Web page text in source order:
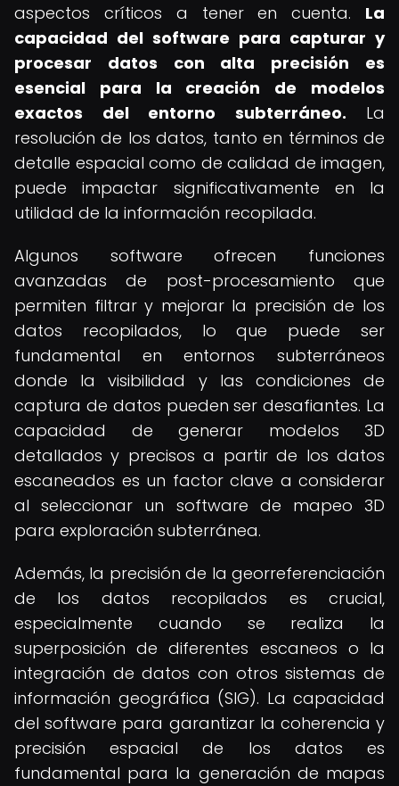
aspectos críticos a tener en cuenta. La
capacidad del software para capturar y
procesar datos con alta precisión es
esencial para la creación de modelos
exactos del entorno subterráneo. La
resolución de los datos, tanto en términos de
detalle espacial como de calidad de imagen,
puede impactar significativamente en la
utilidad de la información recopilada.
Algunos software ofrecen funciones
avanzadas de post-procesamiento que
permiten filtrar y mejorar la precisión de los
datos recopilados, lo que puede ser
fundamental en entornos subterráneos
donde la visibilidad y las condiciones de
captura de datos pueden ser desafiantes. La
capacidad de generar modelos 3D
detallados y precisos a partir de los datos
escaneados es un factor clave a considerar
al seleccionar un software de mapeo 3D
para exploración subterránea.
Además, la precisión de la georreferenciación
de los datos recopilados es crucial,
especialmente cuando se realiza la
superposición de diferentes escaneos o la
integración de datos con otros sistemas de
información geográfica (SIG). La capacidad
del software para garantizar la coherencia y
precisión espacial de los datos es
fundamental para la generación de mapas